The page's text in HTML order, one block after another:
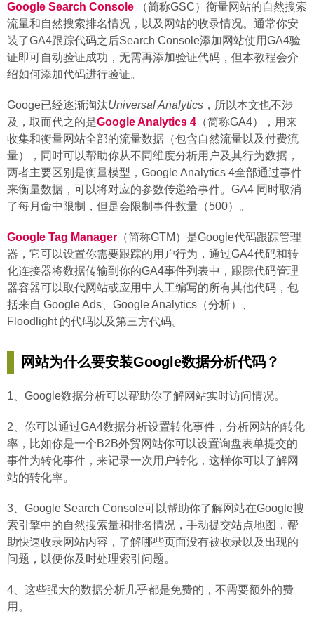
Google Search Console （简称GSC）衡量网站的自然搜索
流量和自然搜索排名情况，以及网站的收录情况。通常你安
装了GA4跟踪代码之后Search Console添加网站使用GA4验
证即可自动验证成功，无需再添加验证代码，但本教程会介
绍如何添加代码进行验证。
Googe已经逐渐淘汰Universal Analytics ，所以本文也不涉
及，取而代之的是Google Analytics 4 （简称GA4），用来
收集和衡量网站全部的流量数据（包含自然流量以及付费流
量），同时可以帮助你从不同维度分析用户及其行为数据，
两者主要区别是衡量模型，Google Analytics 4全部通过事件
来衡量数据，可以将对应的参数传递给事件。GA4 同时取消
了每月命中限制，但是会限制事件数量（500）。
Google Tag Manager （简称GTM）是Google代码跟踪管理
器，它可以设置你需要跟踪的用户行为，通过GA4代码和转
化连接器将数据传输到你的GA4事件列表中，跟踪代码管理
器容器可以取代网站或应用中人工编写的所有其他代码，包
括来自 Google Ads、Google Analytics（分析）、
Floodlight 的代码以及第三方代码。
网站为什么要安装Google数据分析代码？
1、Google数据分析可以帮助你了解网站实时访问情况。
2、你可以通过GA4数据分析设置转化事件，分析网站的转化
率，比如你是一个B2B外贸网站你可以设置询盘表单提交的
事件为转化事件，来记录一次用户转化，这样你可以了解网
站的转化率。
3、Google Search Console可以帮助你了解网站在Google搜
索引擎中的自然搜索量和排名情况，手动提交站点地图，帮
助快速收录网站内容，了解哪些页面没有被收录以及出现的
问题，以便你及时处理索引问题。
4、这些强大的数据分析几乎都是免费的，不需要额外的费
用。